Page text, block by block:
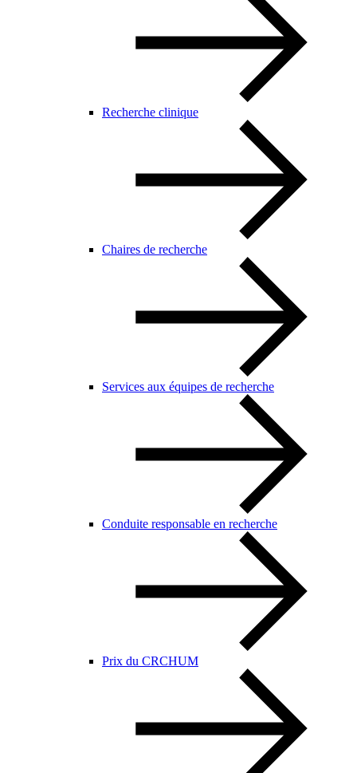
Recherche clinique
Chaires de recherche
Services aux équipes de recherche
Conduite responsable en recherche
Prix du CRCHUM